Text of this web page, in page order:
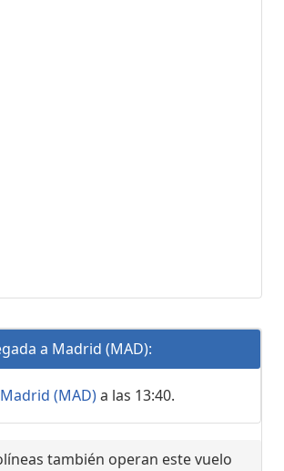
a Madrid (MAD):
(MAD)a las 13:40.
también operan este vuelo